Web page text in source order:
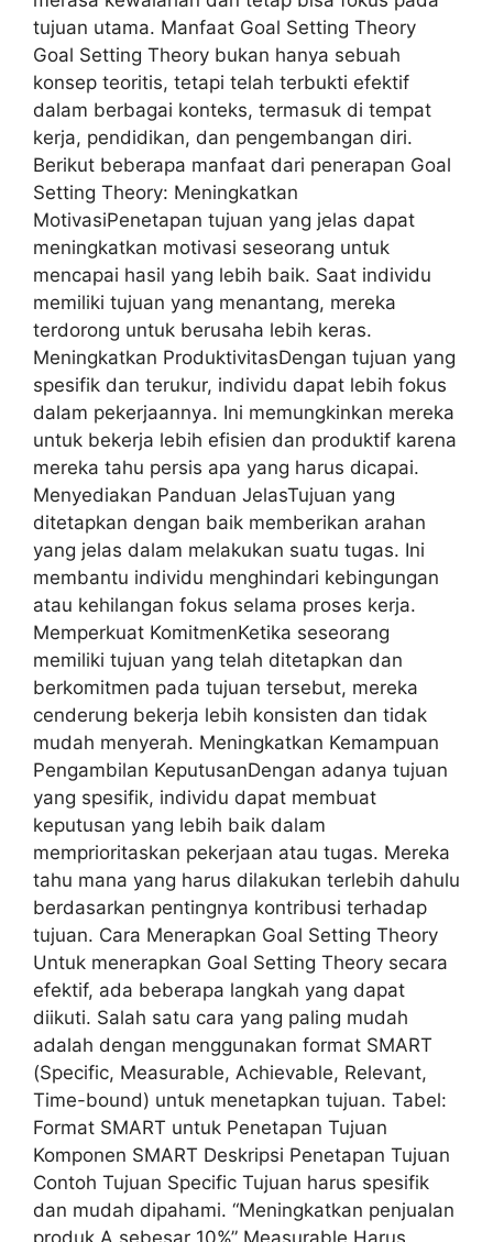
tujuan utama. Manfaat Goal Setting Theory
Goal Setting Theory bukan hanya sebuah
konsep teoritis, tetapi telah terbukti efektif
dalam berbagai konteks, termasuk di tempat
kerja, pendidikan, dan pengembangan diri.
Berikut beberapa manfaat dari penerapan Goal
Setting Theory: Meningkatkan
MotivasiPenetapan tujuan yang jelas dapat
meningkatkan motivasi seseorang untuk
mencapai hasil yang lebih baik. Saat individu
memiliki tujuan yang menantang, mereka
terdorong untuk berusaha lebih keras.
Meningkatkan ProduktivitasDengan tujuan yang
spesifik dan terukur, individu dapat lebih fokus
dalam pekerjaannya. Ini memungkinkan mereka
untuk bekerja lebih efisien dan produktif karena
mereka tahu persis apa yang harus dicapai.
Menyediakan Panduan JelasTujuan yang
ditetapkan dengan baik memberikan arahan
yang jelas dalam melakukan suatu tugas. Ini
membantu individu menghindari kebingungan
atau kehilangan fokus selama proses kerja.
Memperkuat KomitmenKetika seseorang
memiliki tujuan yang telah ditetapkan dan
berkomitmen pada tujuan tersebut, mereka
cenderung bekerja lebih konsisten dan tidak
mudah menyerah. Meningkatkan Kemampuan
Pengambilan KeputusanDengan adanya tujuan
yang spesifik, individu dapat membuat
keputusan yang lebih baik dalam
memprioritaskan pekerjaan atau tugas. Mereka
tahu mana yang harus dilakukan terlebih dahulu
berdasarkan pentingnya kontribusi terhadap
tujuan. Cara Menerapkan Goal Setting Theory
Untuk menerapkan Goal Setting Theory secara
efektif, ada beberapa langkah yang dapat
diikuti. Salah satu cara yang paling mudah
adalah dengan menggunakan format SMART
(Specific, Measurable, Achievable, Relevant,
Time-bound) untuk menetapkan tujuan. Tabel:
Format SMART untuk Penetapan Tujuan
Komponen SMART Deskripsi Penetapan Tujuan
Contoh Tujuan Specific Tujuan harus spesifik
dan mudah dipahami. “Meningkatkan penjualan
produk A sebesar 10%” Measurable Harus